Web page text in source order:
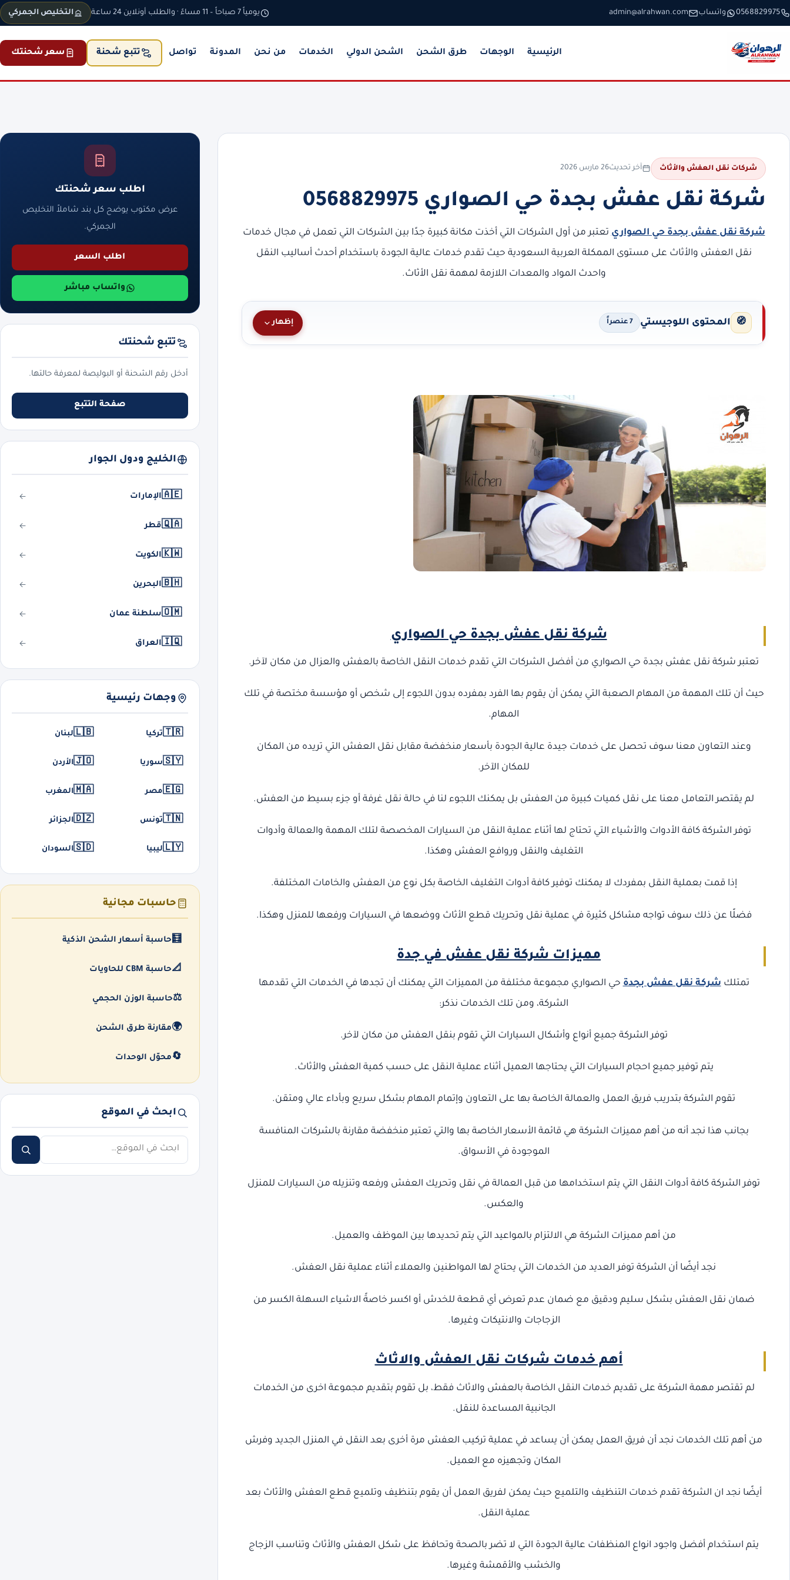
تخطَّ إلى المحتوى
0568829975 واتساب admin@alrahwan.com يومياً 7 صباحاً – 11 مساءً · والطلب أونلاين 24 ساعة التخليص الجمركي
الرئيسية الوجهات طرق الشحن الشحن الدولي الخدمات من نحن المدونة تواصل تتبع شحنة سعر شحنتك
شركات نقل العفش والأثاث آخر تحديث26 مارس 2026
شركة نقل عفش بجدة حي الصواري 0568829975
شركة نقل عفش بجدة حي الصواريتعتبر من أول الشركات التي أخذت مكانة كبيرة جدًا بين الشركات التي تعمل في مجال خدمات
نقل العفش والأثاث على مستوى الممكلة العربية السعودية حيث تقدم خدمات عالية الجودة باستخدام أحدث أساليب النقل
واحدث المواد والمعدات اللازمة لمهمة نقل الأثاث.
🧭 المحتوى اللوجيستي 7 عنصراً إظهار
شركة نقل عفش بجدة حي الصواري
تعتبر شركة نقل عفش بجدة حي الصواري من أفضل الشركات التي تقدم خدمات النقل الخاصة بالعفش والعزال من مكان لآخر.
حيث أن تلك المهمة من المهام الصعبة التي يمكن أن يقوم بها الفرد بمفرده بدون اللجوء إلى شخص أو مؤسسة مختصة في تلك
المهام.
وعند التعاون معنا سوف تحصل على خدمات جيدة عالية الجودة بأسعار منخفضة مقابل نقل العفش التي تريده من المكان
للمكان الآخر.
لم يقتصر التعامل معنا على نقل كميات كبيرة من العفش بل يمكنك اللجوء لنا في حالة نقل غرفة أو جزء بسيط من العفش.
توفر الشركة كافة الأدوات والأشياء التي تحتاج لها أثناء عملية النقل من السيارات المخصصة لتلك المهمة والعمالة وأدوات
التغليف والنقل وروافع العفش وهكذا.
إذا قمت بعملية النقل بمفردك لا يمكنك توفير كافة أدوات التغليف الخاصة بكل نوع من العفش والخامات المختلفة.
فضلًا عن ذلك سوف تواجه مشاكل كثيرة في عملية نقل وتحريك قطع الأثاث ووضعها في السيارات ورفعها للمنزل وهكذا.
مميزات شركة نقل عفش في جدة
تمتلكشركة نقل عفش بجدةحي الصواري مجموعة مختلفة من المميزات التي يمكنك أن تجدها في الخدمات التي تقدمها
الشركة، ومن تلك الخدمات نذكر:
توفر الشركة جميع أنواع وأشكال السيارات التي تقوم بنقل العفش من مكان لآخر.
يتم توفير جميع احجام السيارات التي يحتاجها العميل أثناء عملية النقل على حسب كمية العفش والأثاث.
تقوم الشركة بتدريب فريق العمل والعمالة الخاصة بها على التعاون وإتمام المهام بشكل سريع وبأداء عالي ومتقن.
بجانب هذا نجد أنه من أهم مميزات الشركة هي قائمة الأسعار الخاصة بها والتي تعتبر منخفضة مقارنة بالشركات المنافسة
الموجودة في الأسواق.
توفر الشركة كافة أدوات النقل التي يتم استخدامها من قبل العمالة في نقل وتحريك العفش ورفعه وتنزيله من السيارات للمنزل
والعكس.
من أهم مميزات الشركة هي الالتزام بالمواعيد التي يتم تحديدها بين الموظف والعميل.
نجد أيضًا أن الشركة توفر العديد من الخدمات التي يحتاج لها المواطنين والعملاء أثناء عملية نقل العفش.
ضمان نقل العفش بشكل سليم ودقيق مع ضمان عدم تعرض أي قطعة للخدش أو اكسر خاصةً الاشياء السهلة الكسر من
الزجاجات والانتيكات وغيرها.
أهم خدمات شركات نقل العفش والاثاث
لم تقتصر مهمة الشركة على تقديم خدمات النقل الخاصة بالعفش والاثاث فقط، بل تقوم بتقديم مجموعة اخرى من الخدمات
الجانبية المساعدة للنقل.
من أهم تلك الخدمات نجد أن فريق العمل يمكن أن يساعد في عملية تركيب العفش مرة أخرى بعد النقل في المنزل الجديد وفرش
المكان وتجهيزه مع العميل.
أيضًا نجد ان الشركة تقدم خدمات التنظيف والتلميع حيث يمكن لفريق العمل أن يقوم بتنظيف وتلميع قطع العفش والأثاث بعد
عملية النقل.
يتم استخدام أفضل واجود انواع المنظفات عالية الجودة التي لا تضر بالصحة وتحافظ على شكل العفش والأثاث وتناسب الزجاج
والخشب والأقمشة وغيرها.
اطلب سعر شحنتك
عرض مكتوب يوضح كل بند شاملاً التخليص
الجمركي.
اطلب السعر
واتساب مباشر
تتبع شحنتك
أدخل رقم الشحنة أو البوليصة لمعرفة حالتها.
صفحة التتبع
الخليج ودول الجوار
🇦🇪الإمارات
🇶🇦قطر
🇰🇼الكويت
🇧🇭البحرين
🇴🇲سلطنة عمان
🇮🇶العراق
وجهات رئيسية
🇹🇷تركيا 🇱🇧لبنان
🇸🇾سوريا 🇯🇴الأردن
🇪🇬مصر 🇲🇦المغرب
🇹🇳تونس 🇩🇿الجزائر
🇱🇾ليبيا 🇸🇩السودان
حاسبات مجانية
🧮 حاسبة أسعار الشحن الذكية
📐حاسبة CBM للحاويات
⚖️حاسبة الوزن الحجمي
🌍مقارنة طرق الشحن
🔄 محوّل الوحدات
ابحث في الموقع
ابحث